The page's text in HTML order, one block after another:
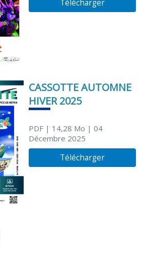
Télécharger
CASSOTTE AUTOMNE
HIVER 2025
PDF| 14,28 Mo | 04
Décembre 2025
Télécharger